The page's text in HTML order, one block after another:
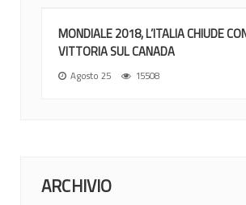
MONDIALE 2018, L’ITALIA CHIUDE
VITTORIA SUL CANADA
Agosto 25 15508
ARCHIVIO